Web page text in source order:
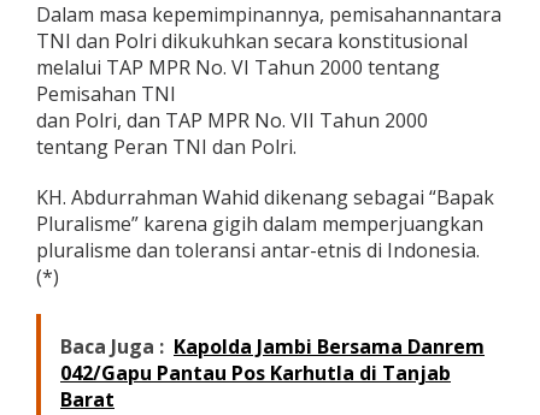
Dalam masa kepemimpinannya, pemisahannantara
TNI dan Polri dikukuhkan secara konstitusional
melalui TAP MPR No. VI Tahun 2000 tentang
Pemisahan TNI
dan Polri, dan TAP MPR No. VII Tahun 2000
tentang Peran TNI dan Polri.
KH. Abdurrahman Wahid dikenang sebagai “Bapak
Pluralisme” karena gigih dalam memperjuangkan
pluralisme dan toleransi antar-etnis di Indonesia.
(*)
Baca Juga : Kapolda Jambi Bersama Danrem
042/Gapu Pantau Pos Karhutla di Tanjab
Barat